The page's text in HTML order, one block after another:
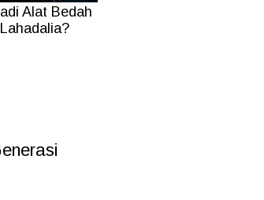
Alat Bedah